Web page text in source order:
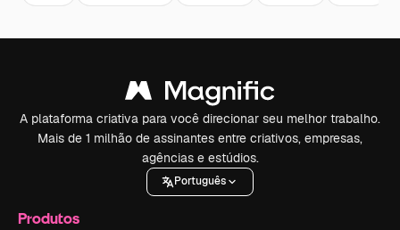
A plataforma criativa para você direcionar seu melhor trabalho.
Mais de 1 milhão de assinantes entre criativos, empresas,
agências e estúdios.
Português
Produtos